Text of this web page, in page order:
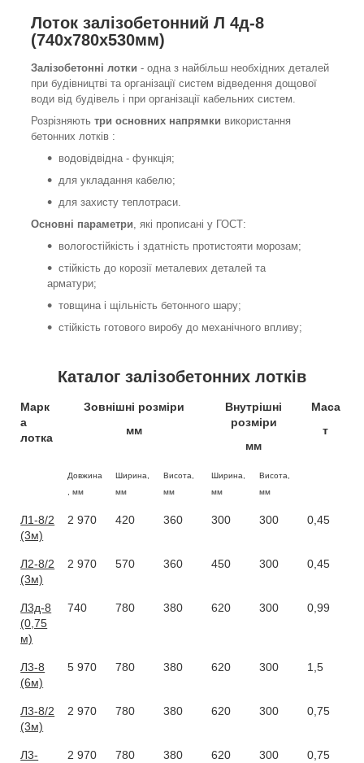
Лоток залізобетонний Л 4д-8
(740х780х530мм)
Залізобетонні лотки - одна з найбільш необхідних деталей
при будівництві та організації систем відведення дощової
води від будівель і при організації кабельних систем.
Розрізняють три основних напрямки використання
бетонних лотків :
водовідвідна - функція;
для укладання кабелю;
для захисту теплотраси.
Основні параметри, які прописані у ГОСТ:
вологостійкість і здатність протистояти морозам;
стійкість до корозії металевих деталей та
арматури;
товщина і щільність бетонного шару;
стійкість готового виробу до механічного впливу;
Каталог залізобетонних лотків
Марк
а
лотка
Зовнішні розміри
мм
Внутрішні
розміри
мм
Маса
т
Довжина
, мм
Ширина,
мм
Висота,
мм
Ширина,
мм
Висота,
мм
Л1-8/2
(3м)
2 970 420 360 300 300 0,45
Л2-8/2
(3м)
2 970 570 360 450 300 0,45
Л3д-8
(0,75
м)
740 780 380 620 300 0,99
Л3-8
(6м)
5 970 780 380 620 300 1,5
Л3-8/2
(3м)
2 970 780 380 620 300 0,75
Л3-
2 970 780 380 620 300 0,75